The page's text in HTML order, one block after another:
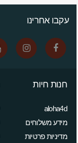
עקבו אחרינו
חנות חיות
aloha4d
מידע משלוחים
מדיניות פרטיות